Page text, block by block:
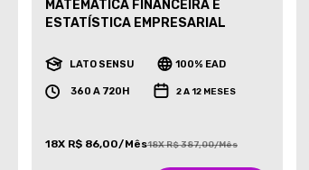
MATEMÁTICA FINANCEIRA E
ESTATÍSTICA EMPRESARIAL
LATO SENSU 100% EAD
360 A 720H 2 A 12 MESES
18X R$ 86,00/Mês18X R$ 387,00/Mês